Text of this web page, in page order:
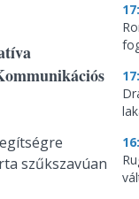
szűkszavúan